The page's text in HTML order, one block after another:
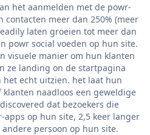
het aanmelden met de powr-
contacten meer dan 250% (meer
laten groeien tot meer dan
powr social voeden op hun site.
visuele manier om hun klanten
ze landing on de startpagina
echt uitzien. het laat hun
naadloos een geweldige
dat bezoekers die
op hun site, 2,5 keer langer
persoon op hun site.